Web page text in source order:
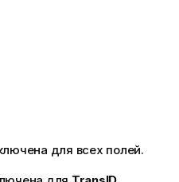
для всех полей.